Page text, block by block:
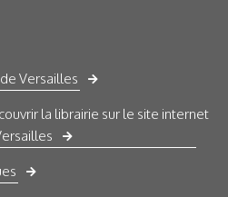
Versailles
la librairie sur le site internet